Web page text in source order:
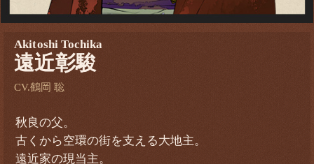
Akitoshi Tochika
遠近彰駿
CV.鶴岡 聡
秋良の父。
古くから空環の街を支える大地主。
遠近家の現当主。